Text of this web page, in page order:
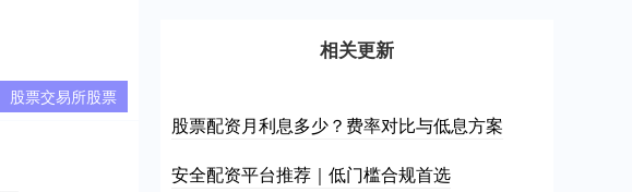
股票交易所股票
相关更新
股票配资月利息多少？费率对比与低息方案
安全配资平台推荐｜低门槛合规首选